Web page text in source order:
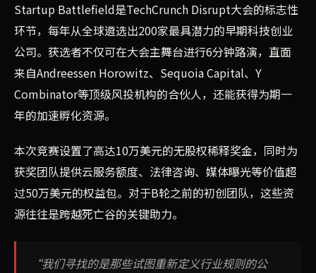
Startup Battlefield是TechCrunch Disrupt大会的标志性
环节，每年从全球遴选出200家最具潜力的早期科技创业
公司。获选者不仅可在大会主舞台进行6分钟路演，直面
来自Andreessen Horowitz、Sequoia Capital、Y
Combinator等顶级风投机构的合伙人，还能获得为期一
年的加速孵化资源。
本次竞赛设置了高达10万美元的无股权稀释奖金，同时为
获奖团队提供云服务额度、法律咨询、媒体曝光等价值超
过50万美元的权益包。对于B轮之前的初创团队，这些资
源往往是跨越死亡谷的关键助力。
“我们寻找的是那些试图重新定义行业规则的公